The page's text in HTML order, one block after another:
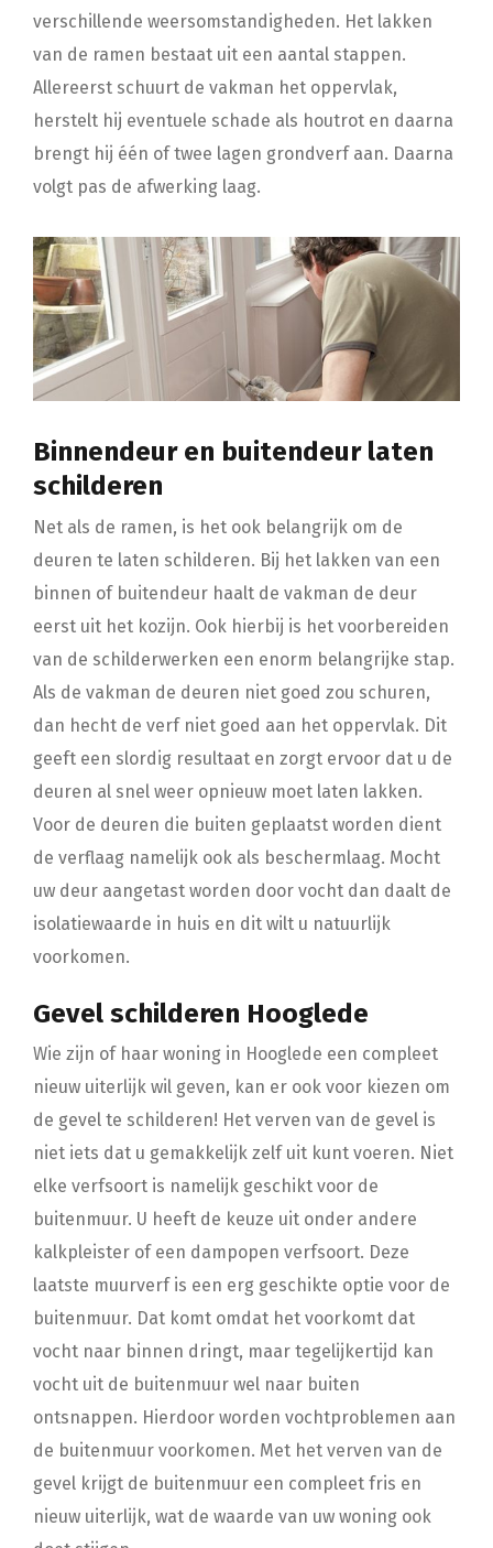
verschillende weersomstandigheden. Het lakken
van de ramen bestaat uit een aantal stappen.
Allereerst schuurt de vakman het oppervlak,
herstelt hij eventuele schade als houtrot en daarna
brengt hij één of twee lagen grondverf aan. Daarna
volgt pas de afwerking laag.
Binnendeur en buitendeur laten
schilderen
Net als de ramen, is het ook belangrijk om de
deuren te laten schilderen. Bij het lakken van een
binnen of buitendeur haalt de vakman de deur
eerst uit het kozijn. Ook hierbij is het voorbereiden
van de schilderwerken een enorm belangrijke stap.
Als de vakman de deuren niet goed zou schuren,
dan hecht de verf niet goed aan het oppervlak. Dit
geeft een slordig resultaat en zorgt ervoor dat u de
deuren al snel weer opnieuw moet laten lakken.
Voor de deuren die buiten geplaatst worden dient
de verflaag namelijk ook als beschermlaag. Mocht
uw deur aangetast worden door vocht dan daalt de
isolatiewaarde in huis en dit wilt u natuurlijk
voorkomen.
Gevel schilderen Hooglede
Wie zijn of haar woning in Hooglede een compleet
nieuw uiterlijk wil geven, kan er ook voor kiezen om
de gevel te schilderen! Het verven van de gevel is
niet iets dat u gemakkelijk zelf uit kunt voeren. Niet
elke verfsoort is namelijk geschikt voor de
buitenmuur. U heeft de keuze uit onder andere
kalkpleister of een dampopen verfsoort. Deze
laatste muurverf is een erg geschikte optie voor de
buitenmuur. Dat komt omdat het voorkomt dat
vocht naar binnen dringt, maar tegelijkertijd kan
vocht uit de buitenmuur wel naar buiten
ontsnappen. Hierdoor worden vochtproblemen aan
de buitenmuur voorkomen. Met het verven van de
gevel krijgt de buitenmuur een compleet fris en
nieuw uiterlijk, wat de waarde van uw woning ook